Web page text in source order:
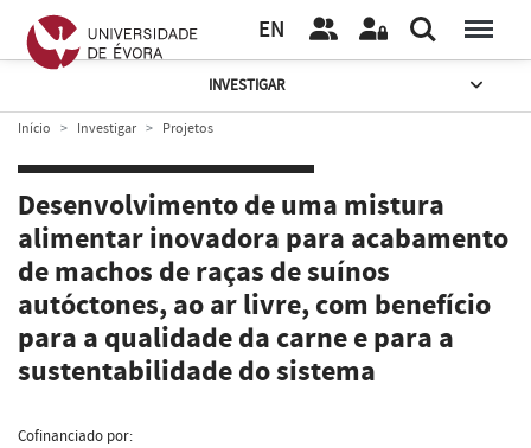
EN
INVESTIGAR
Início Investigar Projetos
Desenvolvimento de uma mistura
alimentar inovadora para acabamento
de machos de raças de suínos
autóctones, ao ar livre, com benefício
para a qualidade da carne e para a
sustentabilidade do sistema
Cofinanciado por: